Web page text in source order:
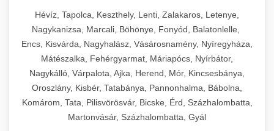
üzembe helyezés koordinálásában. Hosszú távú
garancia, gyors szerviz és folyamatos műszaki
támogatás biztosítja az Ön nyugalmát és
vállalkozása zavartalan működését.
Nagykonyhai berendezések komplett
választéka - chef-iparikonyhagepek.hu
kereskedelmi konyhai megoldások és komplett
Hévíz, Tapolca, Keszthely, Lenti, Zalakaros, Letenye,
Nagykanizsa, Marcali, Böhönye, Fonyód, Balatonlelle,
Encs, Kisvárda, Nagyhalász, Vásárosnamény, Nyíregyháza,
Mátészalka, Fehérgyarmat, Máriapócs, Nyírbátor,
Nagykálló, Várpalota, Ajka, Herend, Mór, Kincsesbánya,
Oroszlány, Kisbér, Tatabánya, Pannonhalma, Bábolna,
Komárom, Tata, Pilisvörösvár, Bicske, Érd, Százhalombatta,
Martonvásár, Százhalombatta, Gyál